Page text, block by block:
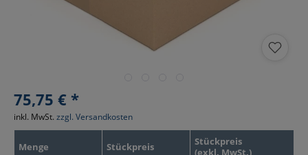
75,75 € *
Menge Stückpreis
Stückpreis
(exkl. MwSt.)
inkl. MwSt. zzgl. Versandkosten